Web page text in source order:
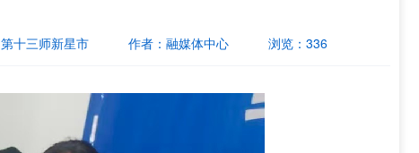
第十三师新星市 作者： 融媒体中心 浏览： 336